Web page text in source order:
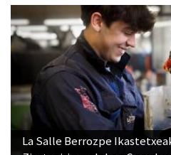
La Salle Berrozpe